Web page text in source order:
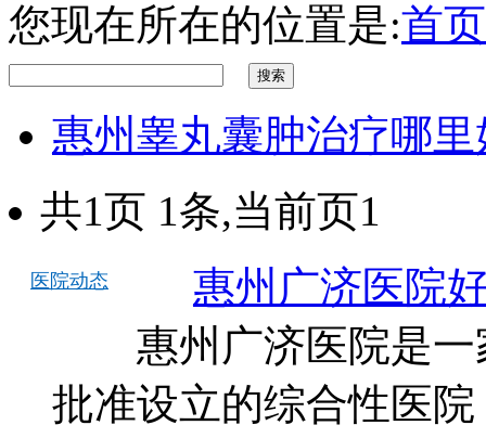
您现在所在的位置是:首页
惠州睾丸囊肿治疗哪里
共1页 1条,当前页1
医院动态
惠州广济医院
惠州广济医院是一
批准设立的综合性医